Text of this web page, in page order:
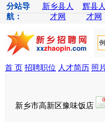
分站导
航：
新乡县人
才网
辉县人
才网
首 页 招聘职位 人才简历 照
新乡市高新区豫味饭店